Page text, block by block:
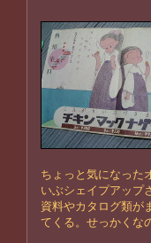
ちょっと気になった
いぶシェイプアップ
資料やカタログ類が
てくる。せっかくな